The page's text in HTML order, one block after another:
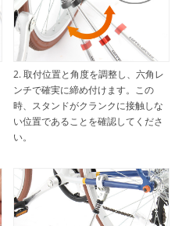
2. 取付位置と角度を調整し、六角レ
ンチで確実に締め付けます。この
時、スタンドがクランクに接触しな
い位置であることを確認してくださ
い。